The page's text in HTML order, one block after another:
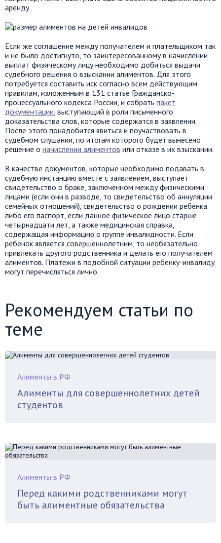
аренду.
Если же соглашение между получателем и плательщиком так
и не было достигнуто, то заинтересованному в начислении
выплат физическому лицу необходимо добиться выдачи
судебного решения о взыскании алиментов. Для этого
потребуется составить иск согласно всем действующим
правилам, изложенным в 131 статье Гражданско-
процессуального кодекса России, и собрать пакет
документации , выступающий в роли письменного
доказательства слов, которые содержатся в заявлении.
После этого понадобится явиться и поучаствовать в
судебном слушании, по итогам которого будет вынесено
решение о начислении алиментов или отказе в их взыскании.
В качестве документов, которые необходимо подавать в
судебную инстанцию вместе с заявлением, выступает
свидетельство о браке, заключенном между физическими
лицами (если они в разводе, то свидетельство об аннуляции
семейных отношений), свидетельство о рождении ребенка
либо его паспорт, если данное физическое лицо старше
четырнадцати лет, а также медицинская справка,
содержащая информацию о группе инвалидности. Если
ребенок является совершеннолетним, то необязательно
привлекать другого родственника и делать его получателем
алиментов. Платежи в подобной ситуации ребенку-инвалиду
могут перечисляться лично.
Рекомендуем статьи по
теме
Алименты в РФ
Алименты для совершеннолетних детей
студентов
Алименты в РФ
Перед какими родственниками могут
быть алиментные обязательства